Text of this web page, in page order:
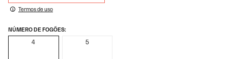
Termos de uso
NÚMERO DE FOGÕES:
4 5